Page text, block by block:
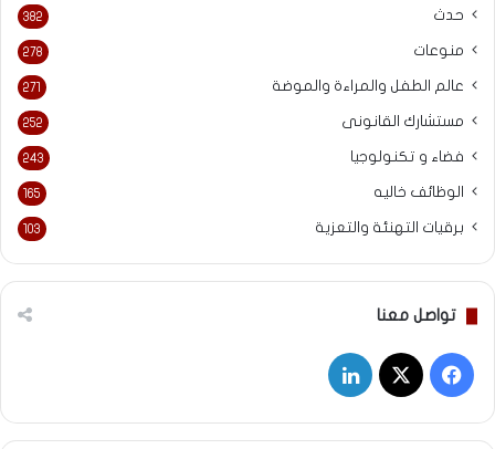
حدث 382
منوعات 278
عالم الطفل والمراءة والموضة 271
مستشارك القانونى 252
فضاء و تكنولوجيا 243
الوظائف خاليه 165
برقيات التهنئة والتعزية 103
تواصل معنا
فيسبوك
‫X لينكدإن